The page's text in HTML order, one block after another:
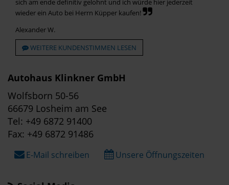
sich am ende definitiv gelohnt und ich würde hier jederzeit
wieder ein Auto bei Herrn Küpper kaufen!
Alexander W.
WEITERE KUNDENSTIMMEN LESEN
Autohaus Klinkner GmbH
Wolfsborn 50-56
66679 Losheim am See
Tel: +49 6872 91400
Fax: +49 6872 91486
E-Mail schreiben Unsere Öffnungszeiten